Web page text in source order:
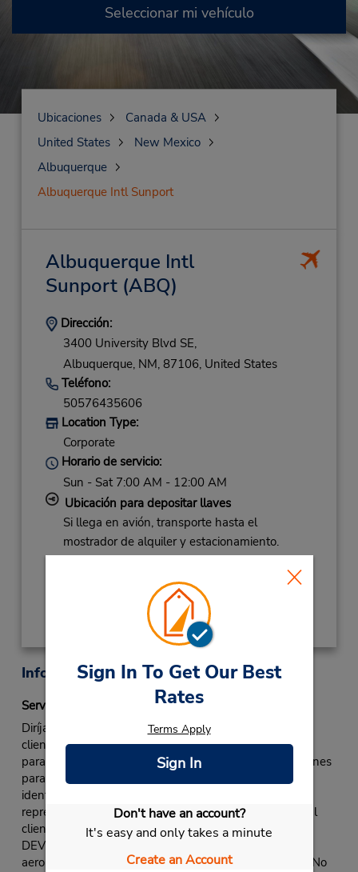
Sign In To Get Our Best
Rates
Terms Apply
Sign In
Don't have an account?
It's easy and only takes a minute
Create an Account
Seleccionar mi vehículo
Ubicaciones
Canada & USA
United States
New Mexico
Albuquerque
Albuquerque Intl Sunport
Albuquerque Intl
Sunport(ABQ)
Dirección:
3400 University Blvd SE,
Albuquerque, NM, 87106, United States
Teléfono:
50576435606
Location Type:
Corporate
Horario de servicio:
Sun - Sat 7:00 AM - 12:00 AM
Ubicación para depositar llaves
Si llega en avión, transporte hasta el
mostrador de alquiler y estacionamiento.
Obtener direcciones
Información sobre la oficina
Servicio Fastbreak
Diríjase al mostrador de Budget. Utilice la línea para
clientes Fastbreak o la línea normal si no hay una línea
para clientes Fastbreak designada, o siga las instrucciones
para llegar al quiosco de Fastbreak. Presente una
identificación y reciba su contrato de alquiler. El
representante en el mostrador le entregará las llaves al
cliente y le dará instrucciones para llegar al vehículo.
DEVOLUCIÓN FASTBREAK: Siga los letreros del
aeropuerto para la devolución del vehículo de alquiler. No